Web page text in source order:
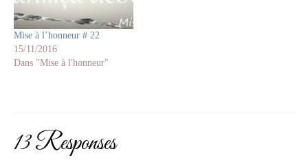
Mise à l’honneur # 22
15/11/2016
Dans "Mise à l'honneur"
13 Responses